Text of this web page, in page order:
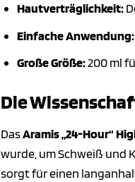
Hautverträglichkeit:
Einfache Anwendung:
Große Größe:200 ml
Die
DasAramis „24-Hour“
wurde, um Schweiß und
sorgt für einen